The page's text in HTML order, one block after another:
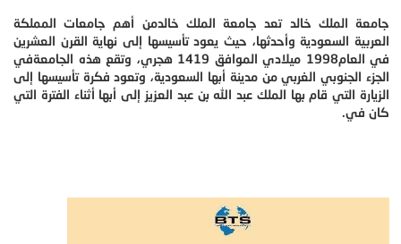
جامعة الملك خالد تعد جامعة الملك خالدمن أهم جامعات المملكة
العربية السعودية وأحدثها، حيث يعود تأسيسها إلى نهاية القرن العشرين
في العام1998 ميلادي الموافق 1419 هجري، وتقع هذه الجامعةفي
الجزء الجنوبي الغربي من مدينة أبها السعودية، وتعود فكرة تأسيسها إلى
الزيارة التي قام بها الملك عبد الله بن عبد العزيز إلى أبها أثناء الفترة التي
كان في.